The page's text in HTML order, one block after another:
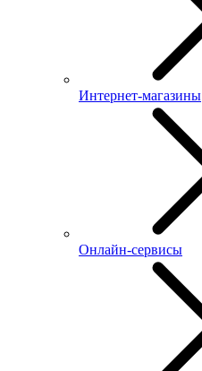
Интернет-магазины
Онлайн-сервисы